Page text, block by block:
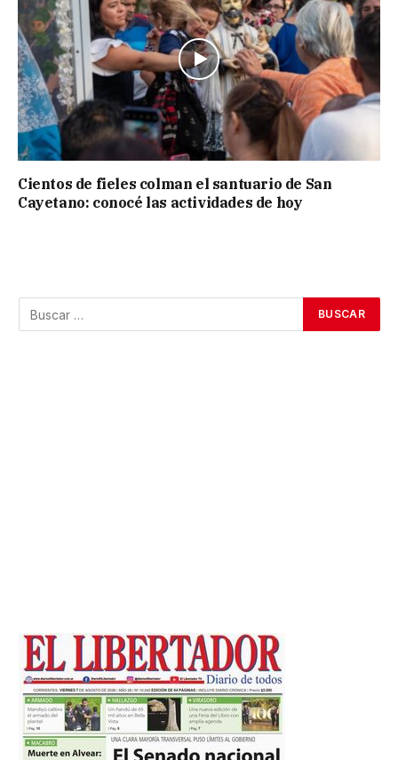
Cientos de fieles colman el santuario de San
Cayetano: conocé las actividades de hoy